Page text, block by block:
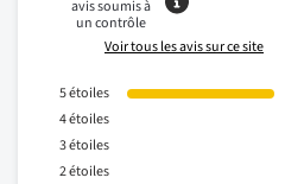
avis soumis à
un contrôle
Voir tous les avis sur ce site
5étoiles
4étoiles
3étoiles
2étoiles